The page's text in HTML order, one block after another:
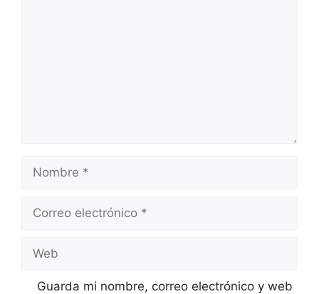
electrónico
Guarda mi nombre, correo electrónico y web